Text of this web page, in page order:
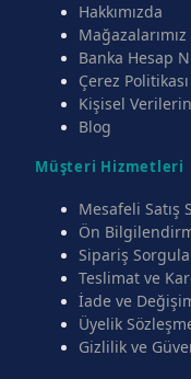
Hakkımızda
Mağazalarımız
Banka Hesap
Çerez Politikası
Kişisel
Blog
Müşteri Hizmetleri
Mesafeli Satış
Ön
Sipariş
Teslimat ve
İade ve
Üyelik
Gizlilik ve